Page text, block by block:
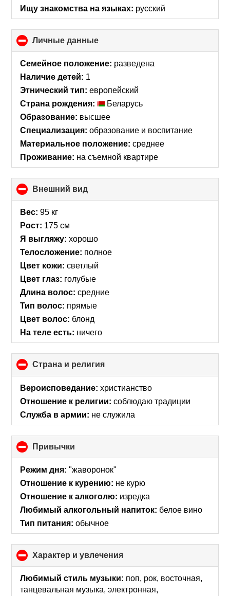
Ищу знакомства на языках: русский
Личные данные
to
collapse
Семейное положение: разведена
Наличие детей: 1
Этнический тип: европейский
Страна рождения:
Беларусь
Образование: высшее
Специализация: образование и воспитание
Материальное положение: среднее
Проживание: на съемной квартире
Внешний вид
to
Вес: 95 кг
Рост: 175 см
Я выгляжу: хорошо
Телосложение: полное
Цвет кожи: светлый
Цвет глаз: голубые
Длина волос: средние
Тип волос: прямые
Цвет волос: блонд
На теле есть: ничего
Страна и религия
to
collapse
contents
Вероисповедание: христианство
Отношение к религии: соблюдаю традиции
Служба в армии: не служила
Привычки
to
collapse
Режим дня: "жаворонок"
Отношение к курению: не курю
Отношение к алкоголю: изредка
Любимый алкогольный напиток: белое вино
Тип питания: обычное
Характер и увлечения
to
collapse
contents
Любимый стиль музыки: поп, рок, восточная,
танцевальная музыка, электронная,